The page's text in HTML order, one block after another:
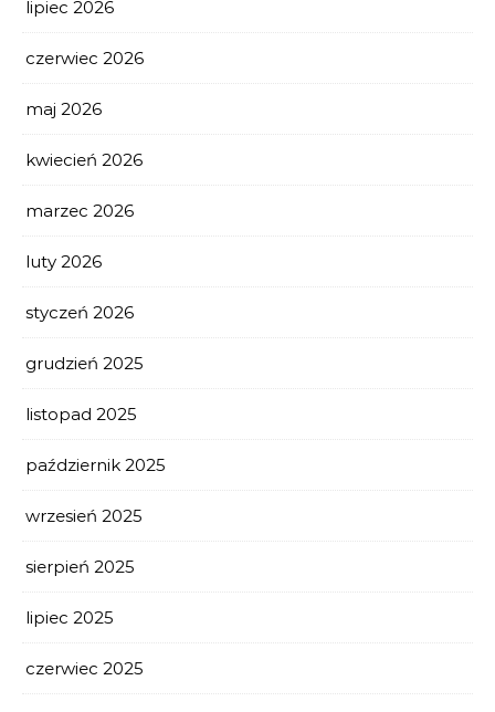
lipiec 2026
czerwiec 2026
maj 2026
kwiecień 2026
marzec 2026
luty 2026
styczeń 2026
grudzień 2025
listopad 2025
październik 2025
wrzesień 2025
sierpień 2025
lipiec 2025
czerwiec 2025